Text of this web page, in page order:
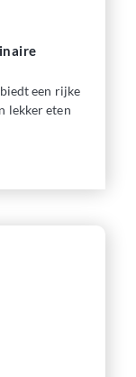
een rijke
lekker eten